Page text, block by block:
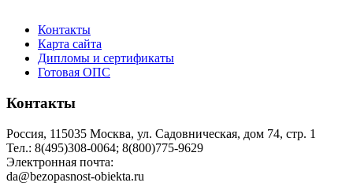
Контакты
Карта сайта
Дипломы и сертификаты
Готовая ОПС
Контакты
Россия, 115035 Москва, ул. Садовническая, дом 74, стр. 1
Тел.: 8(495)308-0064; 8(800)775-9629
Электронная почта:
da@bezopasnost-obiekta.ru